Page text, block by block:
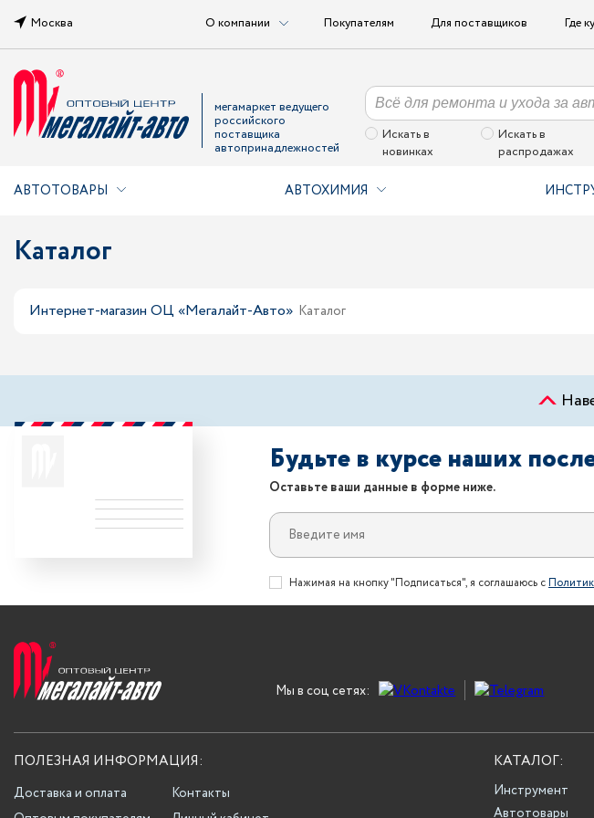
Москва О компании Покупателям Для поставщиков Где
мегамаркет ведущего
российского
поставщика
автопринадлежностей
Искать в
новинках
Искать в
распродажах
АВТОТОВАРЫ АВТОХИМИЯ
Каталог
Интернет-магазин ОЦ «Мегалайт-Авто» Каталог
Будьте в курсе наших
Оставьте ваши данные в форме ниже.
Нажимая на кнопку "Подписаться", я соглашаюсь с
Мы в соц сетях:
ПОЛЕЗНАЯ ИНФОРМАЦИЯ:
Доставка и оплата
Контакты
КАТАЛОГ:
Инструмент
Автотовары